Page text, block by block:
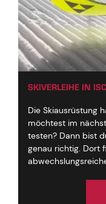
SKIVERLEIHE IN
Die Skiausrüstung
möchtest im
testen? Dann bist
genau richtig. Dort